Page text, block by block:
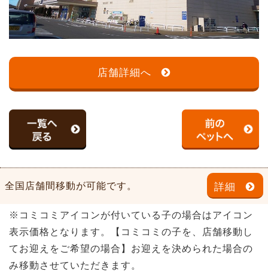
店舗詳細へ
全国店舗間移動が可能です。 詳細
※コミコミアイコンが付いている子の場合はアイコン
表示価格となります。【コミコミの子を、店舗移動し
てお迎えをご希望の場合】お迎えを決められた場合の
み移動させていただきます。